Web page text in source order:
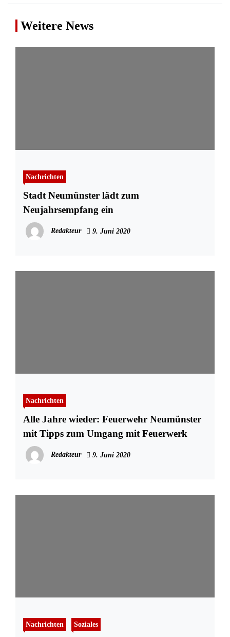
Weitere News
Nachrichten
Stadt Neumünster lädt zum
Neujahrsempfang ein
Redakteur 9. Juni 2020
Nachrichten
Alle Jahre wieder: Feuerwehr Neumünster
mit Tipps zum Umgang mit Feuerwerk
Redakteur 9. Juni 2020
Nachrichten Soziales